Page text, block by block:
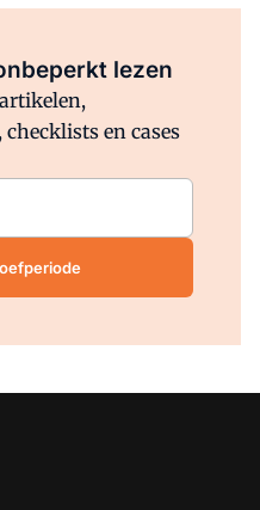
lezen
en cases